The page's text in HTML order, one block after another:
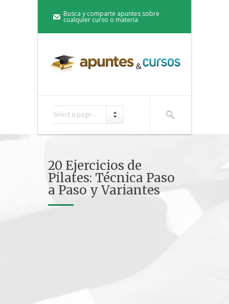
Busca y comparte apuntes sobre
cualquier curso o materia
Select a page...
20 Ejercicios de
Pilates: Técnica Paso
a Paso y Variantes